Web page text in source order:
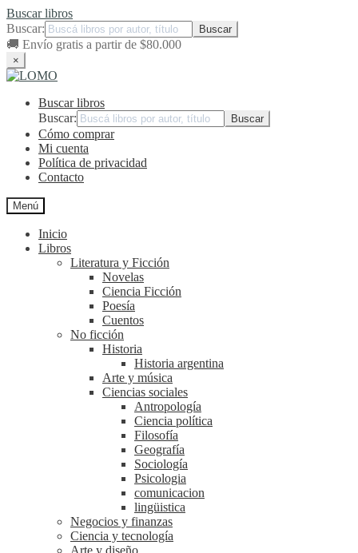
Buscar libros
Buscar:
🚚 Envío gratis a partir de $80.000
×
Ir
navegación
Ir
contenidoBuscar libros
Buscar:
Cómo comprar
Mi cuenta
Política de privacidad
Contacto
Menú
Inicio
Libros
Literatura y Ficción
Novelas
Ciencia Ficción
Poesía
Cuentos
No ficción
Historia
Historia argentina
Arte y música
Ciencias sociales
Antropología
Ciencia política
Filosofía
Geografía
Sociología
Psicologia
comunicacion
lingüistica
Negocios y finanzas
Ciencia y tecnología
Arte y diseño